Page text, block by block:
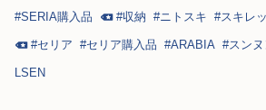
#SERIA購入品 #収納 #ニトスキ #スキレ
#セリア #セリア購入品 #ARABIA #スンヌ
LSEN